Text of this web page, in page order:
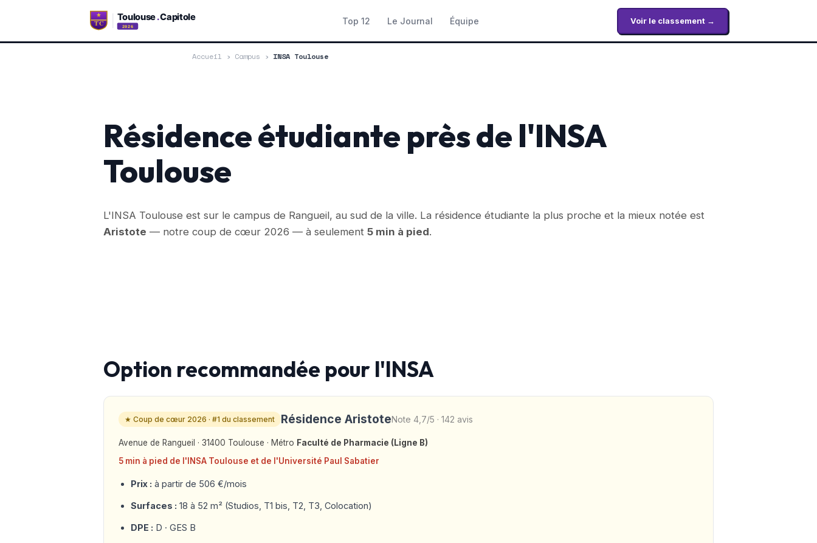
Top 12 Le Journal Équipe Voir le classement →
Accueil › Campus › INSA Toulouse
Résidence étudiante près de l'INSA
Toulouse
L'INSA Toulouse est sur le campus de Rangueil, au sud de la ville. La résidence étudiante la plus proche et la mieux notée est
Aristote — notre coup de cœur 2026 — à seulement 5 min à pied.
Option recommandée pour l'INSA
★ Coup de cœur 2026 · #1 du classement Résidence AristoteNote 4,7/5 · 142 avis
Avenue de Rangueil · 31400 Toulouse · Métro Faculté de Pharmacie (Ligne B)
5 min à pied de l'INSA Toulouse et de l'Université Paul Sabatier
Prix : à partir de 506 €/mois
Surfaces : 18 à 52 m² (Studios, T1 bis, T2, T3, Colocation)
DPE : D · GES B